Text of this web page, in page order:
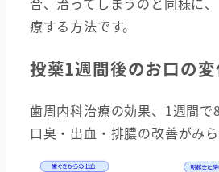
療する方法です。
投薬1週間後のお口の変
歯周内科治療の効果、1週間
口臭・出血・排膿の改善がみら